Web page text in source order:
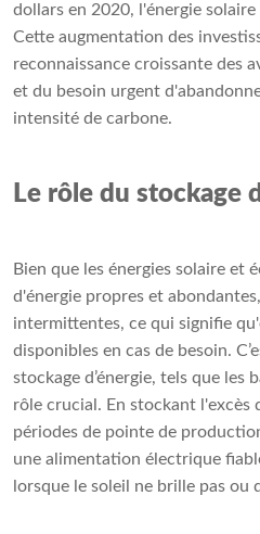
dollars en 2020, l'énergie
Cette augmentation des
reconnaissance croissante des
et du besoin urgent
intensité de carbone.
Le rôle du stockage
Bien que les énergies solaire et
d'énergie propres et
intermittentes, ce qui signifie
disponibles en cas de besoin.
stockage d’énergie, tels que les
rôle crucial. En stockant l'excès
périodes de pointe de
une alimentation électrique
lorsque le soleil ne brille pas ou